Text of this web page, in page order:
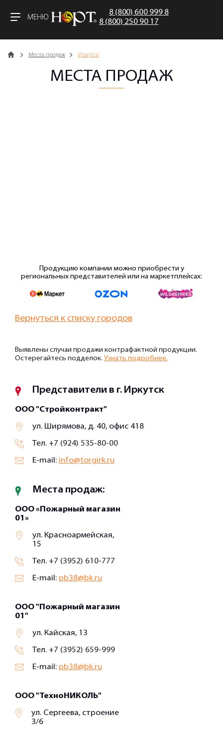
МЕНЮ
8 (800) 600 999 8
8 (800) 250 90 17
Главная Места продаж Иркутск
МЕСТА ПРОДАЖ
Продукцию компании можно приобрести у
региональных представителей или на маркетплейсах:
Вернуться к списку городов
Выявлены случаи продажи контрафактной продукции.
Остерегайтесь подделок. Узнать подробнее.
Представители в г. Иркутск
ООО "Стройконтракт"
ул. Ширямова, д. 40, офис 418
Тел. +7 (924) 535-80-00
E-mail: info@torgirk.ru
Места продаж:
ООО «Пожарный магазин
01»
ул. Красноармейская,
15
Тел. +7 (3952) 610-777
E-mail: pb38@bk.ru
ООО "Пожарный магазин
01"
ул. Кайская, 13
Тел. +7 (3952) 659-999
E-mail: pb38@bk.ru
ООО "ТехноНИКОЛЬ"
ул. Сергеева, строение
3/6